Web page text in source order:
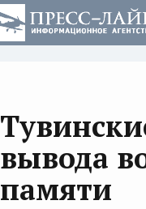
вывода
памяти